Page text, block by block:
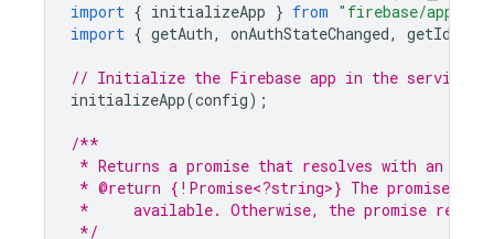
import { initializeApp } from "firebase/app"
import { getAuth, onAuthStateChanged,
// Initialize the Firebase app in the service
initializeApp(config);
/**
* Returns a promise that resolves with an ID
* @return {!Promise<?string>} The promise
*     available. Otherwise, the promise
*/